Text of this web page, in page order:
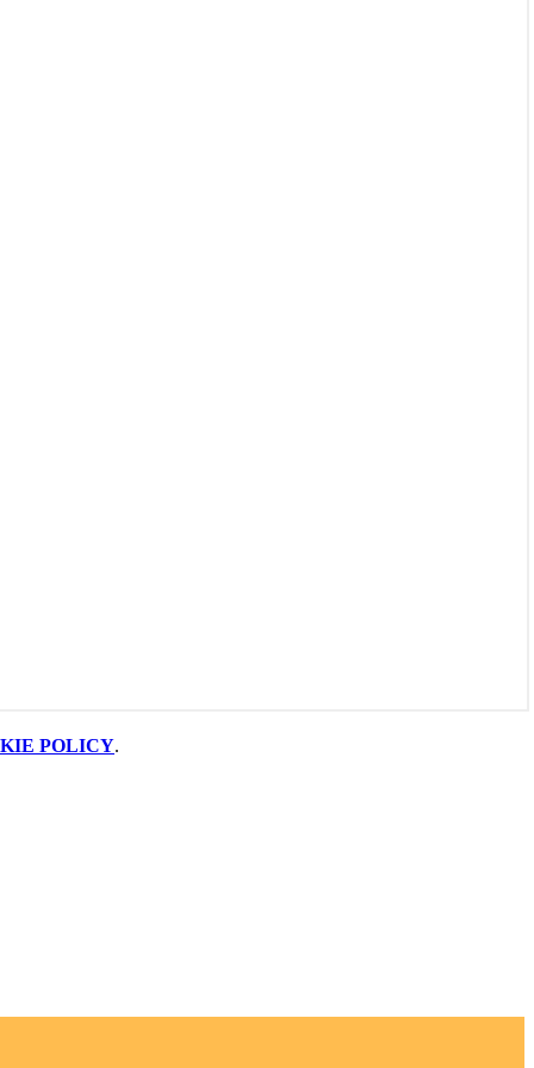
POLICY.